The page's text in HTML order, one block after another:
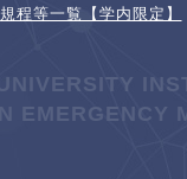
規程等一覧【学内限定】
EMERGENCY